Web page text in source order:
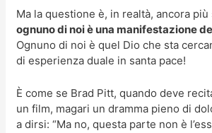
Ma la questione è, in realtà, ancora più
ognuno di noi è una manifestazione
Ognuno di noi è quel Dio che sta
di esperienza duale in santa pace!
È come se Brad Pitt, quando deve
un film, magari un dramma pieno di
a dirsi: “Ma no, questa parte non è